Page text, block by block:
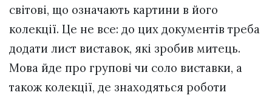
світові, що означають картини в його
колекції. Це не все: до цих документів треба
додати лист виставок, які зробив митець.
Мова йде про групові чи соло виставки, а
також колекції, де знаходяться роботи